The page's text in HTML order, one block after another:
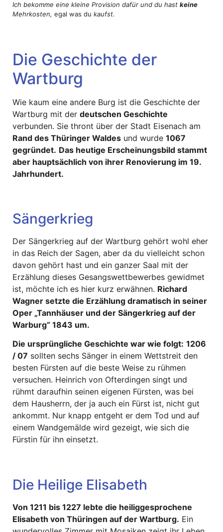
Ich bekomme eine kleine Provision dafür und du hast keine
Mehrkosten, egal was du kaufst.
Die Geschichte der
Wartburg
Wie kaum eine andere Burg ist die Geschichte der
Wartburg mit der deutschen Geschichte
verbunden. Sie thront über der Stadt Eisenach am
Rand des Thüringer Waldes und wurde 1067
gegründet. Das heutige Erscheinungsbild stammt
aber hauptsächlich von ihrer Renovierung im 19.
Jahrhundert.
Sängerkrieg
Der Sängerkrieg auf der Wartburg gehört wohl eher
in das Reich der Sagen, aber da du vielleicht schon
davon gehört hast und ein ganzer Saal mit der
Erzählung dieses Gesangswettbewerbes gewidmet
ist, möchte ich es hier kurz erwähnen. Richard
Wagner setzte die Erzählung dramatisch in seiner
Oper „Tannhäuser und der Sängerkrieg auf der
Warburg“ 1843 um.
Die ursprüngliche Geschichte war wie folgt: 1206
/ 07 sollten sechs Sänger in einem Wettstreit den
besten Fürsten auf die beste Weise zu rühmen
versuchen. Heinrich von Ofterdingen singt und
rühmt daraufhin seinen eigenen Fürsten, was bei
dem Hausherrn, der ja auch ein Fürst ist, nicht gut
ankommt. Nur knapp entgeht er dem Tod und auf
einem Wandgemälde wird gezeigt, wie sich die
Fürstin für ihn einsetzt.
Die Heilige Elisabeth
Von 1211 bis 1227 lebte die heiliggesprochene
Elisabeth von Thüringen auf der Wartburg. Ein